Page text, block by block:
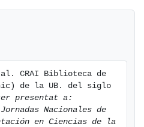
al. CRAI Biblioteca de
de la UB. del siglo
presentat a:
Nacionales de
en Ciencias de la